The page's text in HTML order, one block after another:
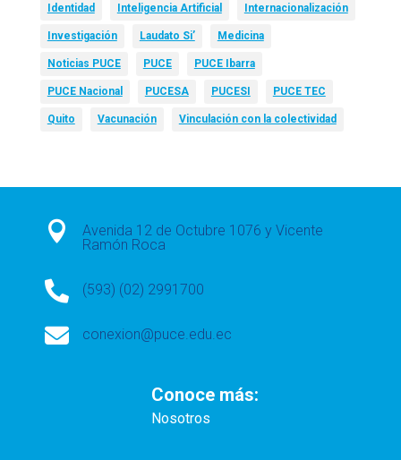
Identidad Inteligencia Artificial Internacionalización
Investigación Laudato Si’ Medicina
Noticias PUCE PUCE PUCE Ibarra
PUCE Nacional PUCESA PUCESI PUCE TEC
Quito Vacunación Vinculación con la colectividad

Avenida 12 de Octubre 1076 y Vicente
Ramón Roca
 (593) (02) 2991700
 conexion@puce.edu.ec
Conoce más:
Nosotros